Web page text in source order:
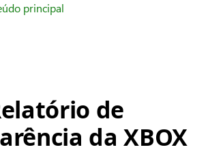
principal
de
da XBOX